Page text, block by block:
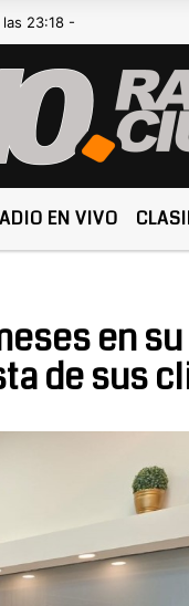
EN VIVO
en
de sus